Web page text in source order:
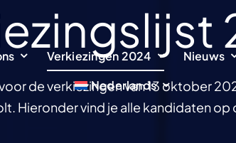
Verkiezingen 2024 Nieuws
Nederlands
Verkiezingen 2024 Nieuws
Nederlands
de verkiezingen van 13 oktober
Hieronder vind je alle kandidaten